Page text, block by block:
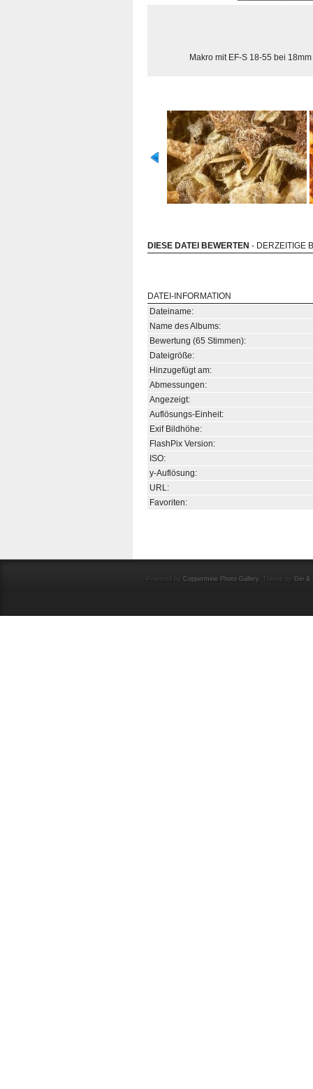
Makro mit EF-S 18-55 bei
DIESE DATEI BEWERTEN - DERZEITIGE
DATEI-INFORMATION
Dateiname:
Name des Albums:
Bewertung (65 Stimmen):
Dateigröße:
Hinzugefügt am:
Abmessungen:
Angezeigt:
Auflösungs-Einheit:
Exif Bildhöhe:
FlashPix Version:
ISO:
y-Auflösung:
URL:
Favoriten:
Powered by Coppermine Photo Gallery. Theme by Gin &